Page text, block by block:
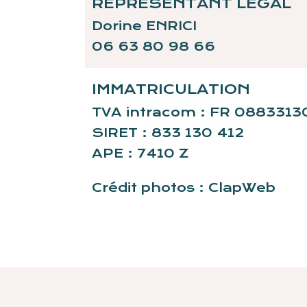
Dorine ENRICI
06 63 80 98 66
IMMATRICULATION
TVA intracom : FR
SIRET : 833 130 412
APE : 7410 Z
Crédit photos : ClapWeb